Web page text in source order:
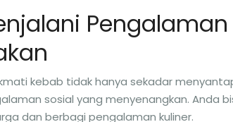
kebab tidak hanya sekadar
sosial yang menyenangkan.
dan berbagi pengalaman kuliner.